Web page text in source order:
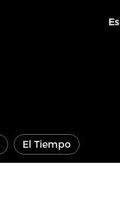
Es
El Tiempo